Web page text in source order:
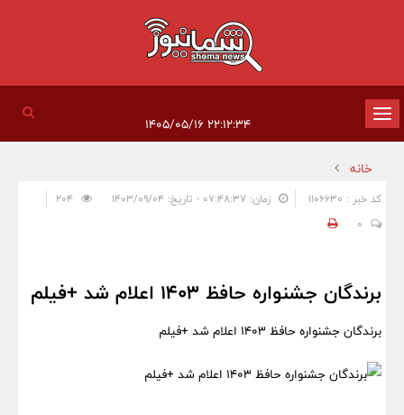
تغییر
وضعیت
ناوبری
خانه
کد خبر : 1106630 زمان: ۰۷:۴۸:۳۷ - تاریخ: ۱۴۰۳/۰۹/۰۴
0
برندگان جشنواره حافظ 1403 اعلام شد +فیلم
برندگان جشنواره حافظ 1403 اعلام شد +فیلم